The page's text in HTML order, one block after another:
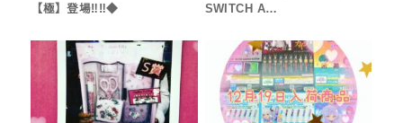
【極】登場‼︎‼︎◆
SWITCH A…